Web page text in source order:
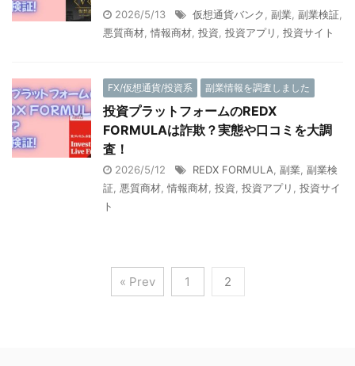
2026/5/13 仮想通貨バンク 副業 副業検証
悪質商材 情報商材 投資 投資アプリ 投資サイト
FX/仮想通貨/投資系 副業情報を調査しました
投資プラットフォームのREDX
FORMULAは詐欺？実態や口コミを大調
査！
2026/5/12 REDX FORMULA 副業 副業検
証 悪質商材 情報商材 投資 投資アプリ
投資サイ
ト
« Prev 1 2